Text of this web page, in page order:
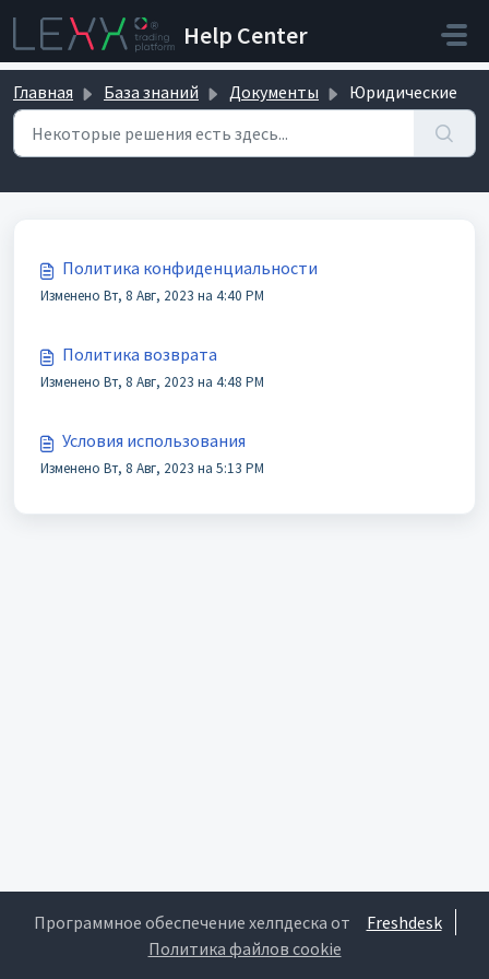
Help Center
Главная База знаний Документы Юридические
Юридические (3)
Политика конфиденциальности
Изменено Вт, 8 Авг, 2023 на 4:40 PM
Политика возврата
Изменено Вт, 8 Авг, 2023 на 4:48 PM
Условия использования
Изменено Вт, 8 Авг, 2023 на 5:13 PM
Программное обеспечение хелпдеска от
Freshdesk
Политика файлов cookie